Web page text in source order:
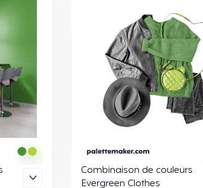
Combinaison de couleurs
Evergreen Clothes